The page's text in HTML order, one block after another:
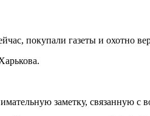
покупали газеты и охотно
заметку, связанную с